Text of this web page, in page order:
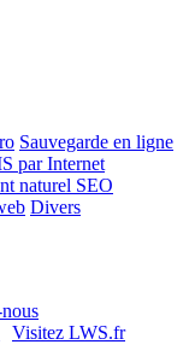
Sauvegarde en ligne
par Internet
naturel SEO
Divers
Visitez LWS.fr